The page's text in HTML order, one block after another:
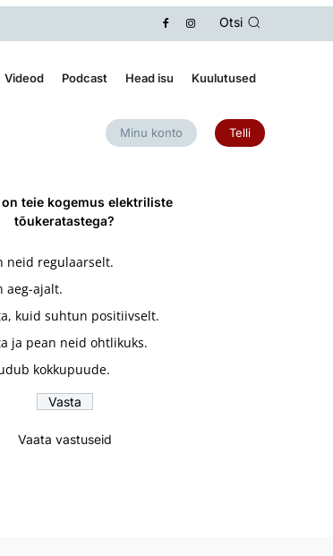
Otsi
Videod Podcast Head isu Kuulutused
Minu konto Telli
teie kogemus elektriliste
tõukeratastega?
neid regulaarselt.
aeg-ajalt.
kuid suhtun positiivselt.
ja pean neid ohtlikuks.
kokkupuude.
Vaata vastuseid